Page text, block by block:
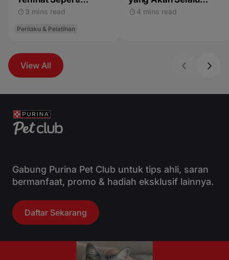
Harimau, Macan Tutul,
3 mins read
Perilaku & Pelatihan
Terlihat Mungil
4 mins read
View All
Gabung Purina Pet Club untuk tips ahli, saran
bermanfaat, promo & hadiah eksklusif lainnya.
Daftar Sekarang